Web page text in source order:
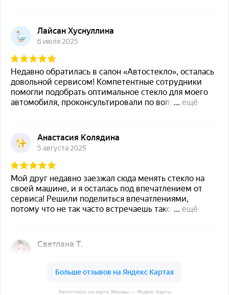
Автостекло на карте Москвы — Яндекс Карты